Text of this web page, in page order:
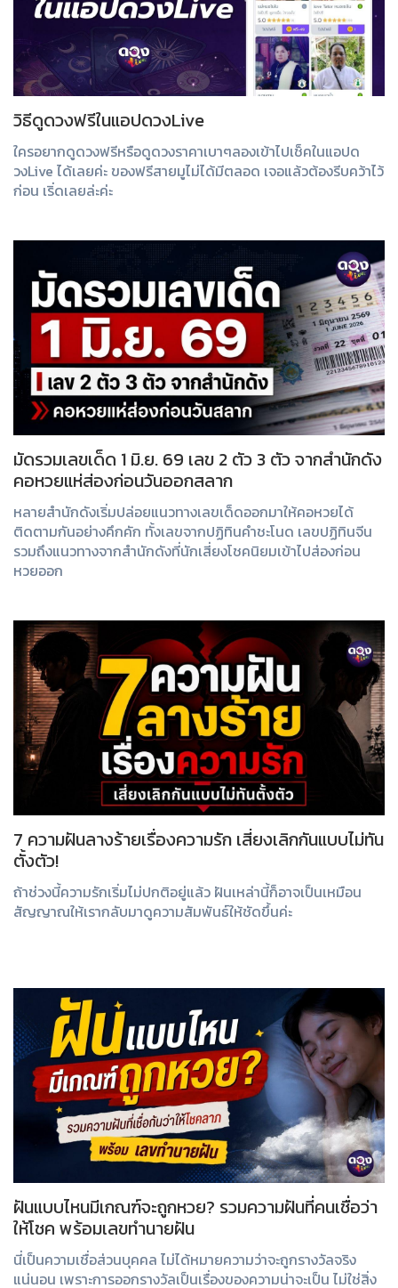
วิธีดูดวงฟรีในแอปดวงLive
ใครอยากดูดวงฟรีหรือดูดวงราคาเบาๆลองเข้าไปเช็คในแอปด
วงLive ได้เลยค่ะ ของฟรีสายมูไม่ได้มีตลอด เจอแล้วต้องรีบคว้าไว้
ก่อน เริ่ดเลยล่ะค่ะ
มัดรวมเลขเด็ด 1 มิ.ย. 69 เลข 2 ตัว 3 ตัว จากสำนักดัง
คอหวยแห่ส่องก่อนวันออกสลาก
หลายสำนักดังเริ่มปล่อยแนวทางเลขเด็ดออกมาให้คอหวยได้
ติดตามกันอย่างคึกคัก ทั้งเลขจากปฏิทินคำชะโนด เลขปฏิทินจีน
รวมถึงแนวทางจากสำนักดังที่นักเสี่ยงโชคนิยมเข้าไปส่องก่อน
หวยออก
7 ความฝันลางร้ายเรื่องความรัก เสี่ยงเลิกกันแบบไม่ทัน
ตั้งตัว!
ถ้าช่วงนี้ความรักเริ่มไม่ปกติอยู่แล้ว ฝันเหล่านี้ก็อาจเป็นเหมือน
สัญญาณให้เรากลับมาดูความสัมพันธ์ให้ชัดขึ้นค่ะ
ฝันแบบไหนมีเกณฑ์จะถูกหวย? รวมความฝันที่คนเชื่อว่า
ให้โชค พร้อมเลขทำนายฝัน
นี่เป็นความเชื่อส่วนบุคคล ไม่ได้หมายความว่าจะถูกรางวัลจริง
แน่นอน เพราะการออกรางวัลเป็นเรื่องของความน่าจะเป็น ไม่ใช่สิ่ง